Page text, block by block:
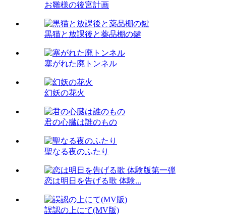
お雛様の後宮計画
黒猫と放課後と薬品棚の鍵
塞がれた廃トンネル
幻妖の花火
君の心臓は誰のもの
聖なる夜のふたり
恋は明日を告げる歌 体験...
誤認の上にて(MV版)